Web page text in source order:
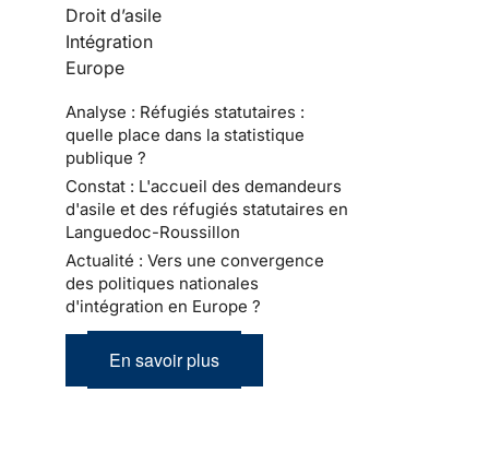
Droit d’asile
Intégration
Europe
Analyse : Réfugiés statutaires :
quelle place dans la statistique
publique ?
Constat : L'accueil des demandeurs
d'asile et des réfugiés statutaires en
Languedoc-Roussillon
Actualité : Vers une convergence
des politiques nationales
d'intégration en Europe ?
En savoir plus